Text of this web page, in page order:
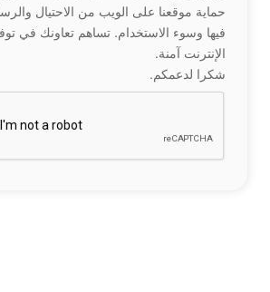
حماية موقعنا على الويب من الاحتيال
فيها وسوء الاستخدام. تساهم تعاونك في
الإنترنت آمنة.
شكرا لدعمكم.